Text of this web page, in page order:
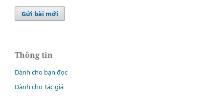
Gửi bài mới
Thông tin
Dành cho bạn đọc
Dành cho Tác giả